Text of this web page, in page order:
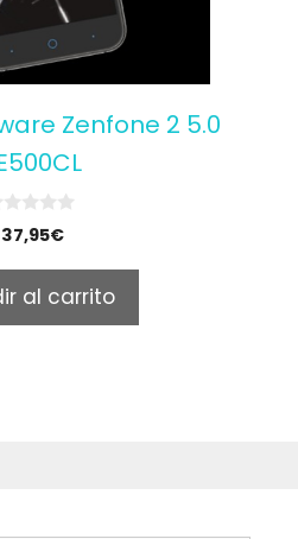
Zenfone 2 5.0
37,95€
al carrito